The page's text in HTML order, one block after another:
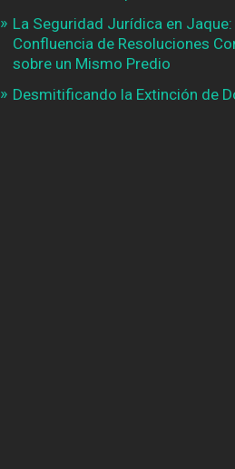
La Seguridad Jurídica en Jaque:
Confluencia de Resoluciones
sobre un Mismo Predio
Desmitificando la Extinción de